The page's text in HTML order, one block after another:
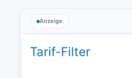
Anzeige